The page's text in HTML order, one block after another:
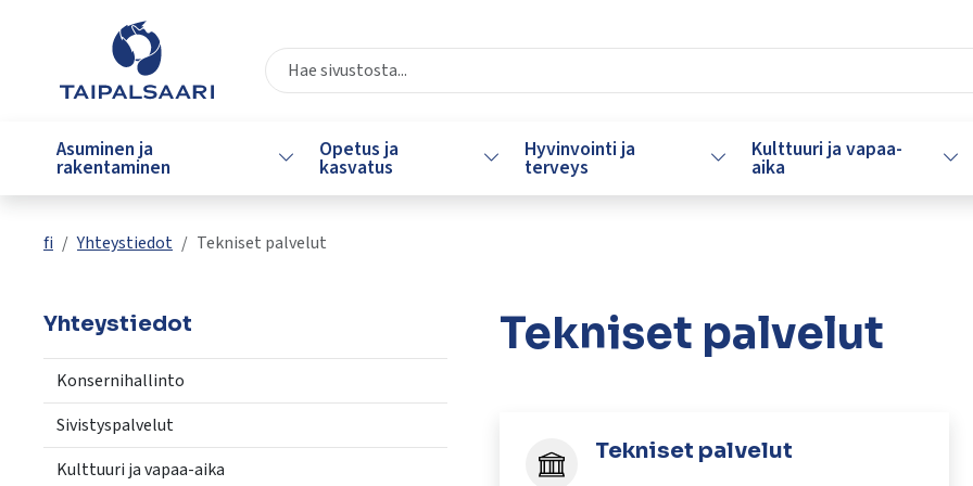
Siirry pääsisältöön
oleva
ja
painamalla
käyttäjät
Asuminen ja
rakentaminen Vaihda alasvetovalikkoa
Opetus ja
kasvatus Vaihda alasvetovalikkoa
Hyvinvointi ja
terveys Vaihda alasvetovalikkoa
Kulttuuri ja vapaa-
aika
fi Yhteystiedot Tekniset palvelut
Yhteystiedot
Konsernihallinto
Sivistyspalvelut
Kulttuuri ja vapaa-aika
Tekniset palvelut
Tekniset palvelut